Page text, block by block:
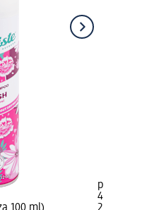
predajňu
4,25 €